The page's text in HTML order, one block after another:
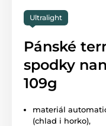
Ultralight
Pánské
spodky
109g
materiál
(chlad i horko),